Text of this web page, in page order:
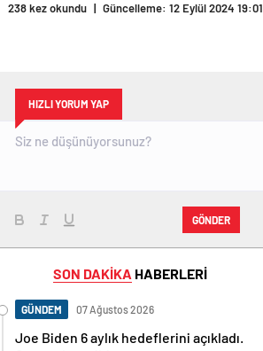
238 kez okundu | Güncelleme: 12 Eylül 2024 19:01
HIZLI YORUM YAP
GÖNDER
SON DAKİKA HABERLERİ
GÜNDEM 07 Ağustos 2026
Joe Biden 6 aylık hedeflerini açıkladı.